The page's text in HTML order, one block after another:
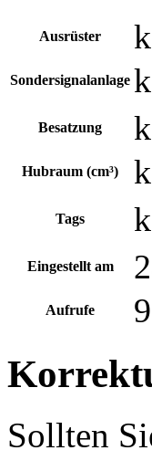
Ausrüster
Sondersignalanlage
Besatzung
Hubraum (cm³)
Tags
Eingestellt am
Aufrufe
Sollten